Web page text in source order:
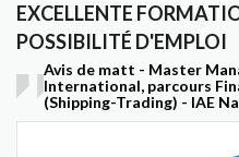
EXCELLENTE
POSSIBILITÉ D'EMPLOI
Avis de matt - Master
International, parcours
(Shipping-Trading) - IAE